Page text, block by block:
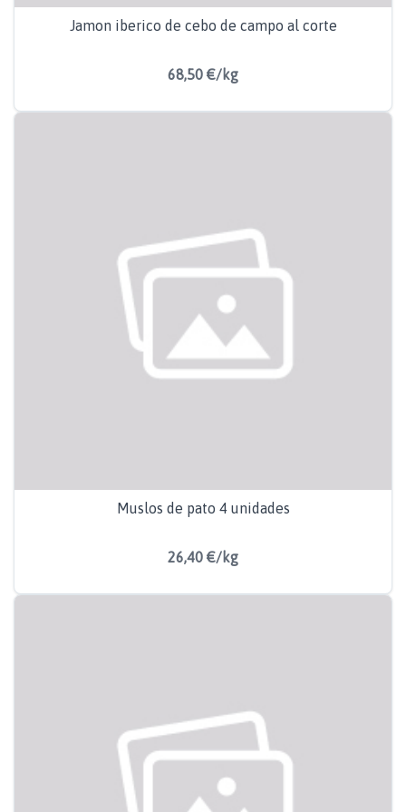
Jamon iberico de cebo de campo al corte
68,50 €/kg
Muslos de pato 4 unidades
26,40 €/kg